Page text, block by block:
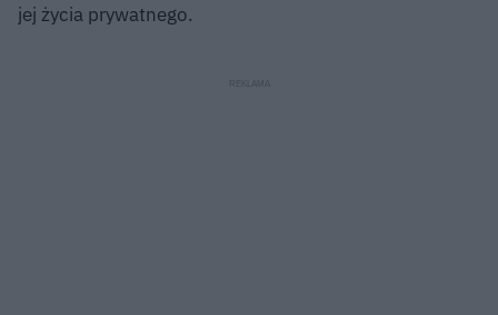
jej życia prywatnego.